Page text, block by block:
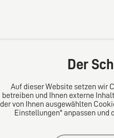
Der
Auf dieser Website setzen wir
betreiben und Ihnen externe
der von Ihnen ausgewählten
Einstellungen" anpassen